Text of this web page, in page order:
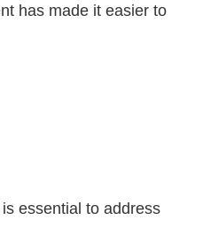
has made it easier to
essential to address